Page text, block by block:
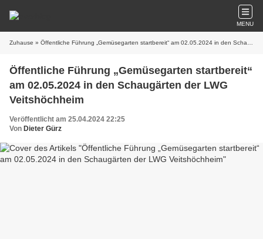
MENU
Zuhause » Öffentliche Führung „Gemüsegarten startbereit“ am 02.05.2024 in den Schaugärten der LWG Veitshöchheim
Öffentliche Führung „Gemüsegarten startbereit“
am 02.05.2024 in den Schaugärten der LWG
Veitshöchheim
Veröffentlicht am 25.04.2024 22:25
Von Dieter Gürz